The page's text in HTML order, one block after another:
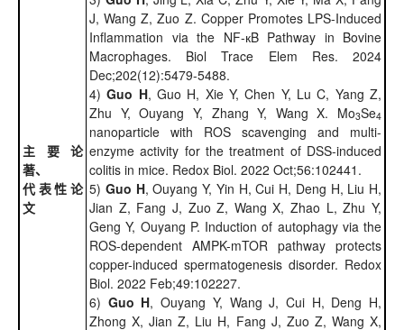
主要论
著、
代表性论
文
J, Wang Z, Zuo Z. Copper Promotes LPS-Induced
Inflammation via the NF-кB Pathway in Bovine
Macrophages. Biol Trace Elem Res. 2024
Dec;202(12):5479-5488.
4)Guo H, Guo H, Xie Y, Chen Y, Lu C, Yang Z,
Zhu Y, Ouyang Y, Zhang Y, Wang X. Mo3Se4
nanoparticle with ROS scavenging and multi-
enzyme activity for the treatment of DSS-induced
colitis in mice. Redox Biol. 2022 Oct;56:102441.
5) Guo H, Ouyang Y, Yin H, Cui H, Deng H, Liu H,
Jian Z, Fang J, Zuo Z, Wang X, Zhao L, Zhu Y,
Geng Y, Ouyang P. Induction of autophagy via the
ROS-dependent AMPK-mTOR pathway protects
copper-induced spermatogenesis disorder. Redox
Biol. 2022 Feb;49:102227.
6) Guo H, Ouyang Y, Wang J, Cui H, Deng H,
Zhong X, Jian Z, Liu H, Fang J, Zuo Z, Wang X,